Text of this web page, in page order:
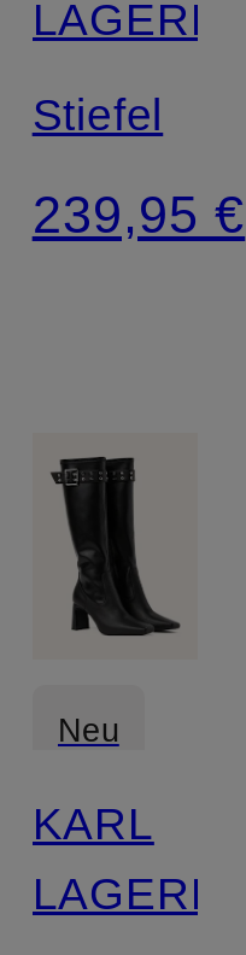
Stiefel
239,95 €
Neu
KARL